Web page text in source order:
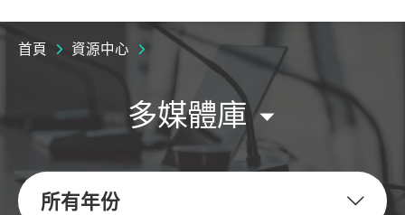
首頁 資源中心
多媒體庫
所有年份